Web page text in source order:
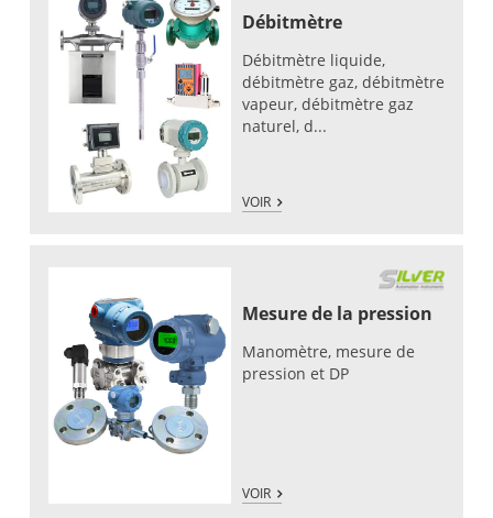
Débitmètre
Débitmètre liquide,
débitmètre gaz, débitmètre
vapeur, débitmètre gaz
naturel, d...
VOIR
Mesure de la pression
Manomètre, mesure de
pression et DP
VOIR